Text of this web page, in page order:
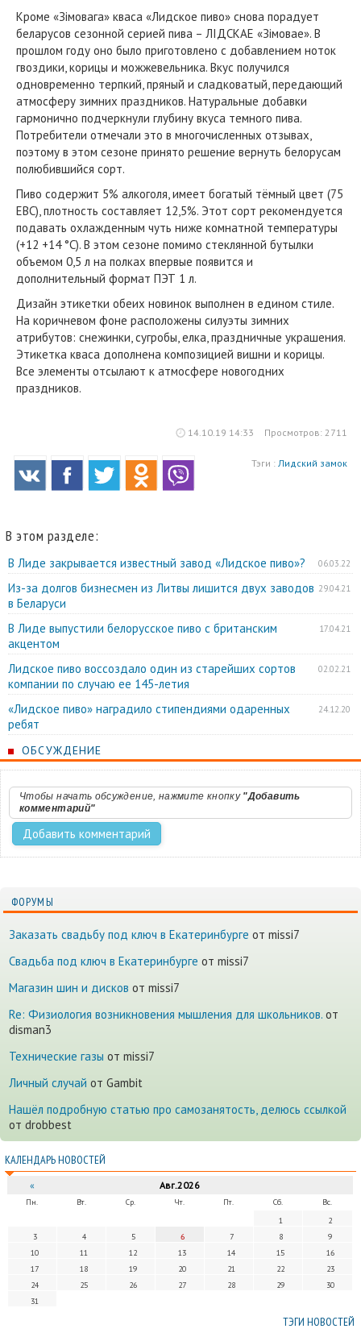
Кроме «Зімовага» кваса «Лидское пиво» снова порадует
беларусов сезонной серией пива – ЛІДСКАЕ «Зімовае». В
прошлом году оно было приготовлено с добавлением ноток
гвоздики, корицы и можжевельника. Вкус получился
одновременно терпкий, пряный и сладковатый, передающий
атмосферу зимних праздников. Натуральные добавки
гармонично подчеркнули глубину вкуса темного пива.
Потребители отмечали это в многочисленных отзывах,
поэтому в этом сезоне принято решение вернуть белорусам
полюбившийся сорт.
Пиво содержит 5% алкоголя, имеет богатый тёмный цвет (75
EBC), плотность составляет 12,5%. Этот сорт рекомендуется
подавать охлажденным чуть ниже комнатной температуры
(+12 +14 °C). В этом сезоне помимо стеклянной бутылки
объемом 0,5 л на полках впервые появится и
дополнительный формат ПЭТ 1 л.
Дизайн этикетки обеих новинок выполнен в едином стиле.
На коричневом фоне расположены силуэты зимних
атрибутов: снежинки, сугробы, елка, праздничные украшения.
Этикетка кваса дополнена композицией вишни и корицы.
Все элементы отсылают к атмосфере новогодних
праздников.
14.10.19 14:33 Просмотров: 2711
Тэги : Лидский замок
В этом разделе:
06.03.22
В Лиде закрывается известный завод «Лидское пиво»?
29.04.21
Из-за долгов бизнесмен из Литвы лишится двух заводов
в Беларуси
17.04.21
В Лиде выпустили белорусское пиво с британским
акцентом
02.02.21
Лидское пиво воссоздало один из старейших сортов
компании по случаю ее 145-летия
24.12.20
«Лидское пиво» наградило стипендиями одаренных
ребят
ОБСУЖДЕНИЕ
Чтобы начать обсуждение, нажмите кнопку "Добавить
комментарий"
ФОРУМЫ
Заказать свадьбу под ключ в Екатеринбурге от missi7
Cвадьба под ключ в Екатеринбурге от missi7
Магазин шин и дисков от missi7
Re: Физиология возникновения мышления для школьников. от
disman3
Технические газы от missi7
Личный случай от Gambit
Нашёл подробную статью про самозанятость, делюсь ссылкой
от drobbest
КАЛЕНДАРЬ НОВОСТЕЙ
« Авг.2026
Пн. Вт. Ср. Чт. Пт. Сб.
Вс.
1
2
3
4 5 6 7 8
9
10
11 12 13 14 15
16
17
18 19 20 21 22
23
24
25 26 27 28 29
30
31
ТЭГИ НОВОСТЕЙ